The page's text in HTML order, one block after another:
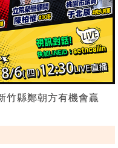
竹縣鄭朝方有機會贏